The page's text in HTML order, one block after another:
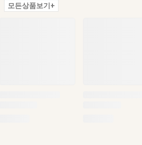
모든상품보기+